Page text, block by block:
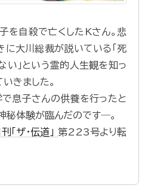
を自殺で亡くしたKさん。悲
に大川総裁が説いている「死
い」という霊的人生観を知っ
きました。
で息子さんの供養を行ったと
秘体験が臨んだのです―。
「ザ・伝道」 第223号より転